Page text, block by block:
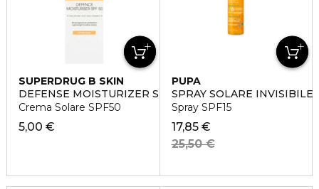
SUPERDRUG B SKIN
DEFENSE MOISTURIZER SPF50
Crema Solare SPF50
5,00 €
PUPA
SPRAY SOLARE INVISIBILE
Spray SPF15
17,85 €
25,50 €